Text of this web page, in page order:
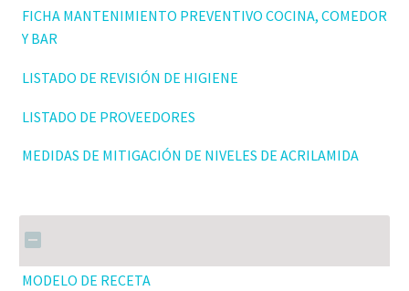
FICHA MANTENIMIENTO PREVENTIVO COCINA, COMEDOR
Y BAR
LISTADO DE REVISIÓN DE HIGIENE
LISTADO DE PROVEEDORES
MEDIDAS DE MITIGACIÓN DE NIVELES DE ACRILAMIDA
MODELO DE RECETA